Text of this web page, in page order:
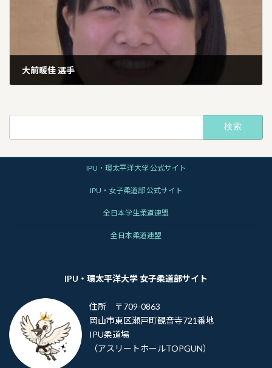
大前暖佳 選手
IPU・環太平洋大学 公式サイト
IPU・女子柔道部 公式サイト
全日本学生柔道連盟
全日本柔道連盟
IPU・環太平洋大学 女子柔道部サイト
住所 〒709-0863
岡山市東区瀬戸町観音寺721番地
IPU柔道場
（アスリートホールTOPGUN）